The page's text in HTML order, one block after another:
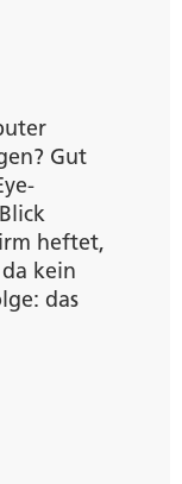
Gut
heftet,
kein
das